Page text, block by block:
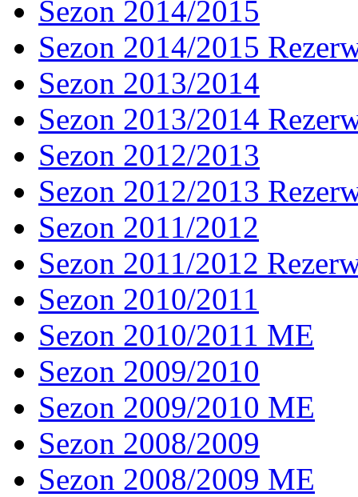
Sezon 2014/2015
Sezon 2014/2015
Sezon 2013/2014
Sezon 2013/2014
Sezon 2012/2013
Sezon 2012/2013
Sezon 2011/2012
Sezon 2011/2012
Sezon 2010/2011
Sezon 2010/2011 ME
Sezon 2009/2010
Sezon 2009/2010 ME
Sezon 2008/2009
Sezon 2008/2009 ME